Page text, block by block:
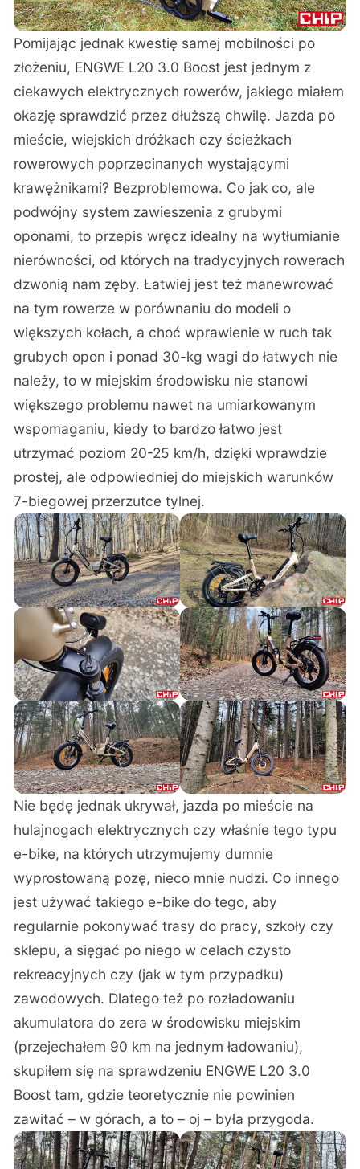
Pomijając jednak kwestię samej mobilności po
złożeniu, ENGWE L20 3.0 Boost jest jednym z
ciekawych elektrycznych rowerów, jakiego miałem
okazję sprawdzić przez dłuższą chwilę. Jazda po
mieście, wiejskich dróżkach czy ścieżkach
rowerowych poprzecinanych wystającymi
krawężnikami? Bezproblemowa. Co jak co, ale
podwójny system zawieszenia z grubymi
oponami, to przepis wręcz idealny na wytłumianie
nierówności, od których na tradycyjnych rowerach
dzwonią nam zęby. Łatwiej jest też manewrować
na tym rowerze w porównaniu do modeli o
większych kołach, a choć wprawienie w ruch tak
grubych opon i ponad 30-kg wagi do łatwych nie
należy, to w miejskim środowisku nie stanowi
większego problemu nawet na umiarkowanym
wspomaganiu, kiedy to bardzo łatwo jest
utrzymać poziom 20-25 km/h, dzięki wprawdzie
prostej, ale odpowiedniej do miejskich warunków
7-biegowej przerzutce tylnej.
Nie będę jednak ukrywał, jazda po mieście na
hulajnogach elektrycznych czy właśnie tego typu
e-bike, na których utrzymujemy dumnie
wyprostowaną pozę, nieco mnie nudzi. Co innego
jest używać takiego e-bike do tego, aby
regularnie pokonywać trasy do pracy, szkoły czy
sklepu, a sięgać po niego w celach czysto
rekreacyjnych czy (jak w tym przypadku)
zawodowych. Dlatego też po rozładowaniu
akumulatora do zera w środowisku miejskim
(przejechałem 90 km na jednym ładowaniu),
skupiłem się na sprawdzeniu ENGWE L20 3.0
Boost tam, gdzie teoretycznie nie powinien
zawitać – w górach, a to – oj – była przygoda.